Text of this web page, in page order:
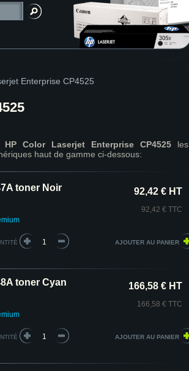
Enterprise CP4525
HP Color Laserjet Enterprise CP4525les
haut de gamme ci-dessous:
toner Noir 92,42 € HT
92,42 € TTC
toner Cyan 166,58 € HT
166,58 € TTC